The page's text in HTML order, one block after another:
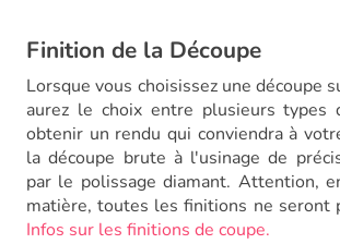
Finition de la Découpe
Lorsque vous choisissez une découpe
aurez le choix entre plusieurs types
obtenir un rendu qui conviendra à
la découpe brute à l'usinage de
par le polissage diamant. Attention,
matière, toutes les finitions ne seront
Infos sur les finitions de coupe.